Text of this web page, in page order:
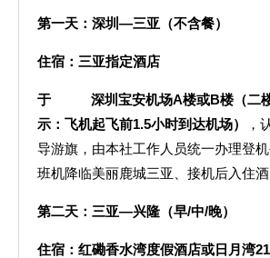
第一天： 深圳—三亚（不含餐）
住宿：三亚指定酒店
于 深圳宝安机场A楼或B楼（二楼
示：飞机起飞前1.5小时到达机场）
，
导游旗，由本社工作人员统一办理登
班机降临美丽鹿城三亚、接机后入住酒
第二天： 三亚—兴隆（早/中/晚）
住宿：红磡香水湾度假酒店或日月湾